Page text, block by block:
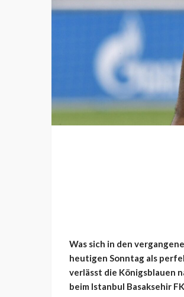
Was sich in den
heutigen Sonntag als
verlässt die Königsblauen
beim Istanbul Basaksehir